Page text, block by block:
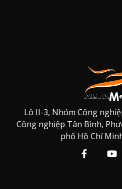
Lô II-3, Nhóm Công
Công nghiệp Tân Bình,
phố Hồ Chí